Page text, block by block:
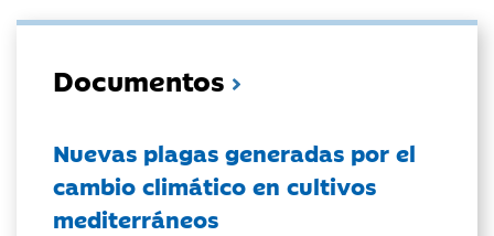
Documentos
Nuevas plagas generadas por el
cambio climático en cultivos
mediterráneos